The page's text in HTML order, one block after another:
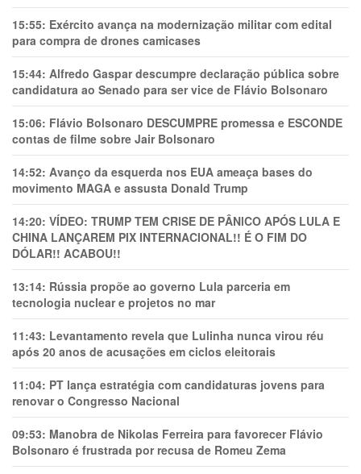
15:55: Exército avança na modernização militar com edital
para compra de drones camicases
15:44: Alfredo Gaspar descumpre declaração pública sobre
candidatura ao Senado para ser vice de Flávio Bolsonaro
15:06: Flávio Bolsonaro DESCUMPRE promessa e ESCONDE
contas de filme sobre Jair Bolsonaro
14:52: Avanço da esquerda nos EUA ameaça bases do
movimento MAGA e assusta Donald Trump
14:20: VÍDEO: TRUMP TEM CRlSE DE PÂNlCO APÓS LULA E
CHINA LANÇAREM PIX INTERNACIONAL!! É O FIM DO
DÓLAR!! ACABOU!!
13:14: Rússia propõe ao governo Lula parceria em
tecnologia nuclear e projetos no mar
11:43: Levantamento revela que Lulinha nunca virou réu
após 20 anos de acusações em ciclos eleitorais
11:04: PT lança estratégia com candidaturas jovens para
renovar o Congresso Nacional
09:53: Manobra de Nikolas Ferreira para favorecer Flávio
Bolsonaro é frustrada por recusa de Romeu Zema